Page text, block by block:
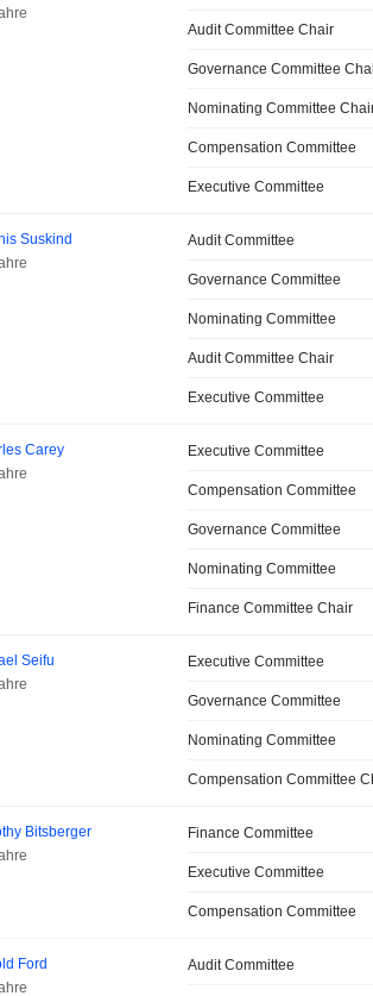
Audit Committee Chair
Governance Committee
Nominating Committee
Compensation Committee
Executive Committee
Suskind
Audit Committee
Governance Committee
Nominating Committee
Audit Committee Chair
Executive Committee
Carey
Executive Committee
Compensation Committee
Governance Committee
Nominating Committee
Finance Committee Chair
Seifu
Executive Committee
Governance Committee
Nominating Committee
Compensation Committee
Bitsberger
Finance Committee
Executive Committee
Compensation Committee
Ford
Audit Committee